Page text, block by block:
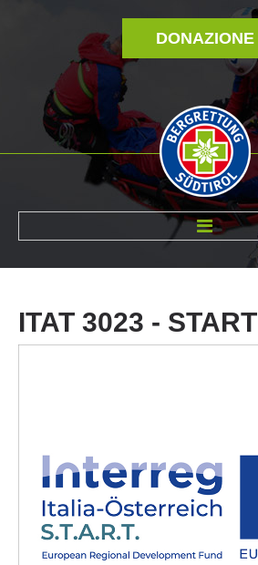
DONAZIONE
ITAT 3023 - START